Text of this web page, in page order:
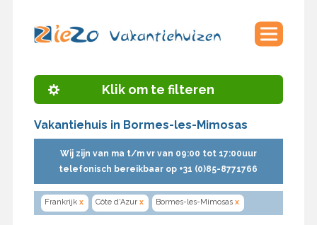
Klik om te filteren
Vakantiehuis in Bormes-les-Mimosas
Wij zijn van ma t/m vr van 09:00 tot 17:00uur
telefonisch bereikbaar op +31 (0)85-8771766
Frankrijk x Côte d'Azur x Bormes-les-Mimosas x